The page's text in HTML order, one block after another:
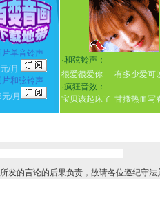
片单音铃声
/月
和弦铃声
元/月
·和弦铃声：
很爱很爱你
有多少爱可
·疯狂音效：
宝贝该起床了 甘撒热血写
发的言论的后果负责，故请各位遵纪守